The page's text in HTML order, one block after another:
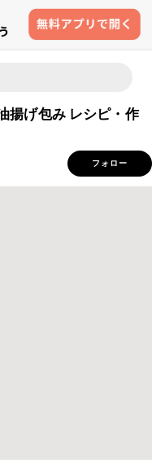
揚げ包み レシピ・作
フォロー